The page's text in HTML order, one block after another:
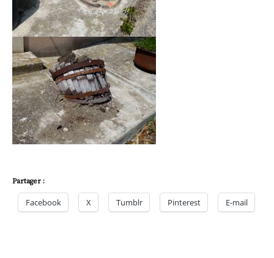
Partager :
Facebook X Tumblr Pinterest E-mail